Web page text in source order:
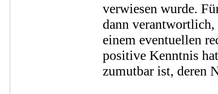
verwiesen wurde.
dann
einem eventuellen
positive Kenntnis
zumutbar ist, deren